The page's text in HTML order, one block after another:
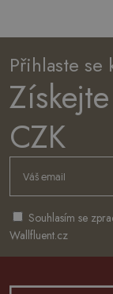
Přihlaste se
CZK
Souhlasím se
Wallfluent.cz